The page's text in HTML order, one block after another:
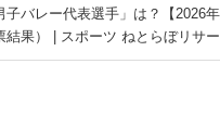
子バレー代表選手」は？【2026
結果） | スポーツ ねとらぼリサ